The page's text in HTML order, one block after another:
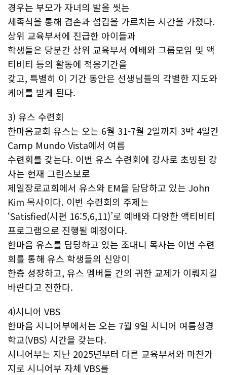
경우는 부모가 자녀의 발을 씻는
세족식을 통해 겸손과 섬김을 가르치는 시간을 가졌다.
상위 교육부서에 진급한 아이들과
학생들은 당분간 상위 교육부서 예배와 그룹모임 및 액
티비티 등의 활동에 적응기간을
갖고, 특별히 이 기간 동안은 선생님들의 각별한 지도와
케어를 받게 된다.
3) 유스 수련회
한마음교회 유스는 오는 6월 31-7월 2일까지 3박 4일간
Camp Mundo Vista에서 여름
수련회를 갖는다. 이번 유스 수련회에 강사로 초빙된 강
사는 현재 그린스보로
제일장로교회에서 유스와 EM을 담당하고 있는 John
Kim 목사이다. 이번 수련회의 주제는
‘Satisfied(시편 16:5,6,11)’로 예배와 다양한 액티비티
프로그램으로 진행될 예정이다.
한마음 유스를 담당하고 있는 조대니 목사는 이번 수련
회를 통해 유스 학생들의 신앙이
한층 성장하고, 유스 멤버들 간의 귀한 교제가 이뤄지길
바란다고 전한다.
4)시니어 VBS
한마음 시니어부에서는 오는 7월 9일 시니어 여름성경
학교(VBS) 시간을 갖는다.
시니어부는 지난 2025년부터 다른 교육부서와 마찬가
지로 시니어부 자체 VBS를